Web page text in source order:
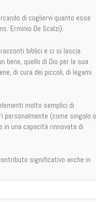
di cogliervi quanto esse
Erminio De Scalzi).
biblici e ci si lascia
bene, quello di Dio per la sua
di cura dei piccoli, di legami
molto semplici di
(come singolo o
in una capacità rinnovata di
significativo anche in